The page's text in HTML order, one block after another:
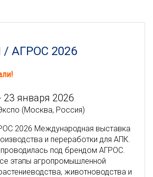
АГРОС 2026
23 января 2026
(Москва, Россия)
2026 Международная выставка
и переработки для АПК.
под брендом АГРОС.
этапы агропромышленной
животноводства и